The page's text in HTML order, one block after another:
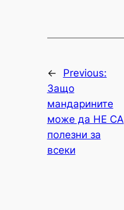
←
Previous:
Защо
мандарините
може да НЕ СА
полезни за
всеки